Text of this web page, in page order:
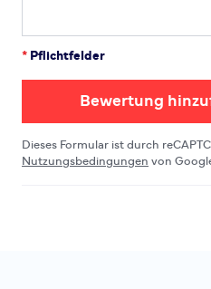
* Pflichtfelder
Bewertung
Dieses Formular ist durch
Nutzungsbedingungen von